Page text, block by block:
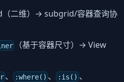
二维）→ subgrid/容器查询协
（基于容器尺寸）→ View
、 :where() 、 :is() 、